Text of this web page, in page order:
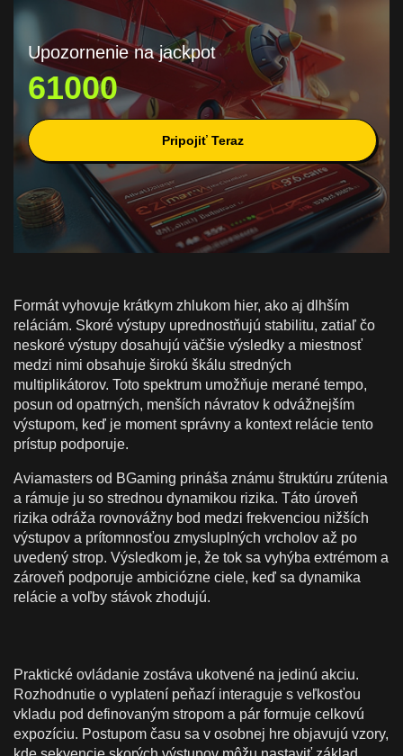
Upozornenie na jackpot
61000
Pripojiť Teraz
Formát vyhovuje krátkym zhlukom hier, ako aj dlhším
reláciám. Skoré výstupy uprednostňujú stabilitu, zatiaľ čo
neskoré výstupy dosahujú väčšie výsledky a miestnosť
medzi nimi obsahuje širokú škálu stredných
multiplikátorov. Toto spektrum umožňuje merané tempo,
posun od opatrných, menších návratov k odvážnejším
výstupom, keď je moment správny a kontext relácie tento
prístup podporuje.
Aviamasters od BGaming prináša známu štruktúru zrútenia
a rámuje ju so strednou dynamikou rizika. Táto úroveň
rizika odráža rovnovážny bod medzi frekvenciou nižších
výstupov a prítomnosťou zmysluplných vrcholov až po
uvedený strop. Výsledkom je, že tok sa vyhýba extrémom a
zároveň podporuje ambiciózne ciele, keď sa dynamika
relácie a voľby stávok zhodujú.
Praktické ovládanie zostáva ukotvené na jedinú akciu.
Rozhodnutie o vyplatení peňazí interaguje s veľkosťou
vkladu pod definovaným stropom a pár formuje celkovú
expozíciu. Postupom času sa v osobnej hre objavujú vzory,